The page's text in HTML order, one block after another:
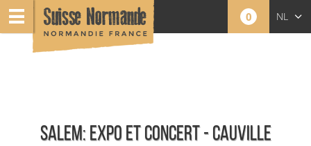
0 NL
SALEM: EXPO ET CONCERT - CAUVILLE